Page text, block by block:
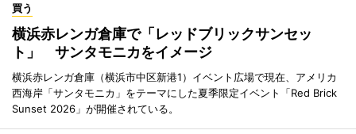
買う
横浜赤レンガ倉庫で「レッドブリックサンセッ
ト」 サンタモニカをイメージ
横浜赤レンガ倉庫（横浜市中区新港1）イベント広場で現在、アメリカ
西海岸「サンタモニカ」をテーマにした夏季限定イベント「Red Brick
Sunset 2026」が開催されている。